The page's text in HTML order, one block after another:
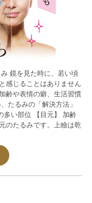
鏡を見た時に、若い頃
感じることはありません
齢や表情の癖、生活習慣
たるみの「解決方法」
い部位 【目元】 加齢
のたるみです。上瞼は乾